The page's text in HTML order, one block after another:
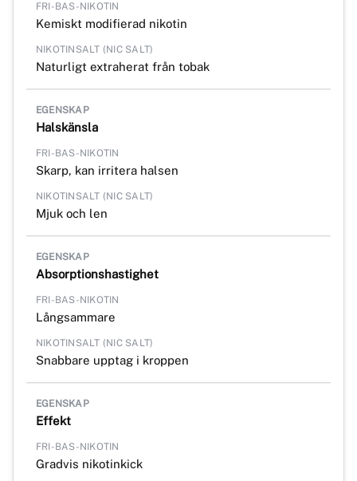
Kemiskt modifierad nikotin
Naturligt extraherat från tobak
Halskänsla
Skarp, kan irritera halsen
Mjuk och len
Absorptionshastighet
Långsammare
Snabbare upptag i kroppen
Effekt
Gradvis nikotinkick